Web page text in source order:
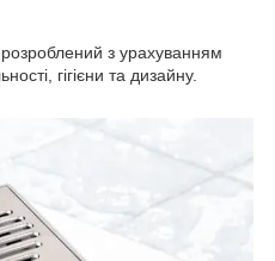
з урахуванням
гігієни та дизайну.